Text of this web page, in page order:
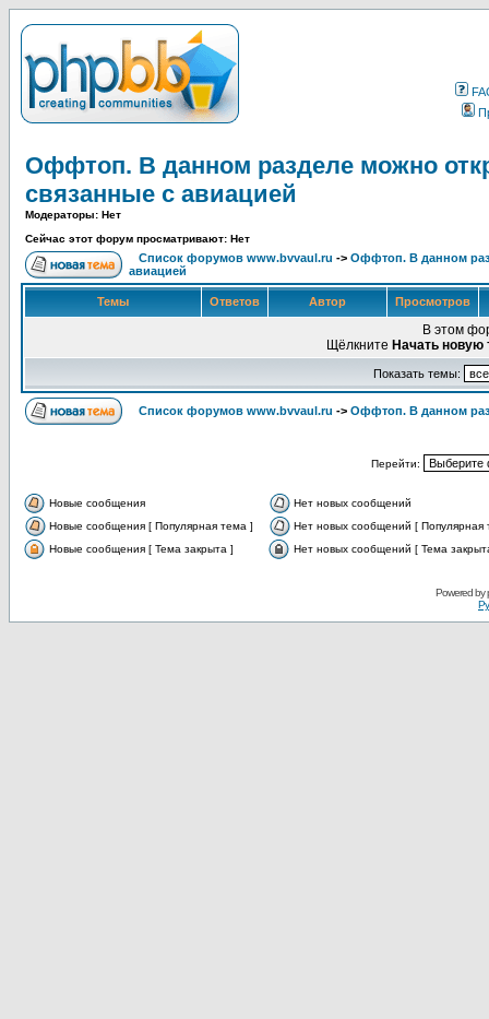
Оффтоп. В данном разделе можно
связанные с авиацией
Модераторы: Нет
Сейчас этот форум просматривают: Нет
Список форумов www.bvvaul.ru -> Оффтоп. В данном
авиацией
Темы Ответов Автор Просмотров
В этом
Щёлкните Начать новую
Показать темы:
Список форумов www.bvvaul.ru -> Оффтоп. В данном
Перейти:
Новые сообщения
Нет новых сообщений
Новые сообщения [ Популярная тема ]
Нет новых сообщений [ Популярная
Новые сообщения [ Тема закрыта ]
Нет новых сообщений [ Тема
Powered by